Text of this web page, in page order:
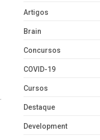
Artigos
Brain
Concursos
COVID-19
Cursos
Destaque
Development